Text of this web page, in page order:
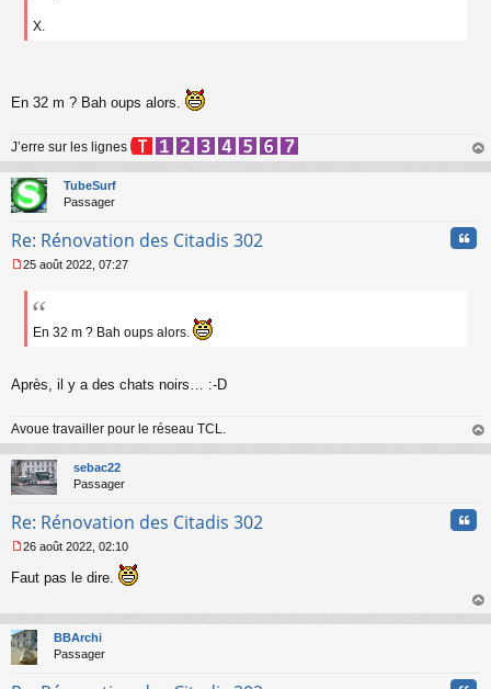
X.
En 32 m ? Bah oups alors.
J’erre sur les lignes
au
TubeSurf
Passager
Re: Rénovation des Citadis 302
e
n
n
l
u
25 août 2022, 07:27
En 32 m ? Bah oups alors.
Après, il y a des chats noirs… :-D
Avoue travailler pour le réseau TCL.
au
sebac22
Passager
Re: Rénovation des Citadis 302
e
a
g
e
26 août 2022, 02:10
Faut pas le dire.
au
BBArchi
Passager